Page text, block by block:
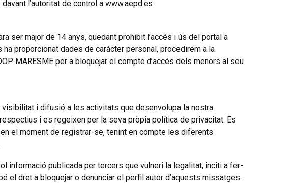
l’autoritat de control a www.aepd.es
ser major de 14 anys, quedant prohibit l’accés i ús del portal a
proporcionat dades de caràcter personal, procedirem a la
MARESME per a bloquejar el compte d’accés dels menors al seu
i difusió a les activitats que desenvolupa la nostra
i es regeixen per la seva pròpia política de privacitat. Es
el moment de registrar-se, tenint en compte les diferents
informació publicada per tercers que vulneri la legalitat, inciti a fer-
el dret a bloquejar o denunciar el perfil autor d’aquests missatges.